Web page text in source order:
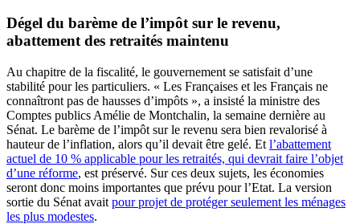
Dégel du barème de l’impôt sur le revenu,
abattement des retraités maintenu
Au chapitre de la fiscalité, le gouvernement se satisfait d’une
stabilité pour les particuliers. « Les Françaises et les Français ne
connaîtront pas de hausses d’impôts », a insisté la ministre des
Comptes publics Amélie de Montchalin, la semaine dernière au
Sénat. Le barème de l’impôt sur le revenu sera bien revalorisé à
hauteur de l’inflation, alors qu’il devait être gelé. Et l’abattement
actuel de 10 % applicable pour les retraités, qui devrait faire l’objet
d’une réforme, est préservé. Sur ces deux sujets, les économies
seront donc moins importantes que prévu pour l’Etat. La version
sortie du Sénat avait pour projet de protéger seulement les ménages
les plus modestes.